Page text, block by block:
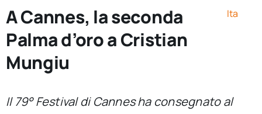
Ricerca e divulgazione
A Cannes, la seconda
Palma d’oro a Cristian
Mungiu
Ita
Il 79° Festival di Cannes ha consegnato al